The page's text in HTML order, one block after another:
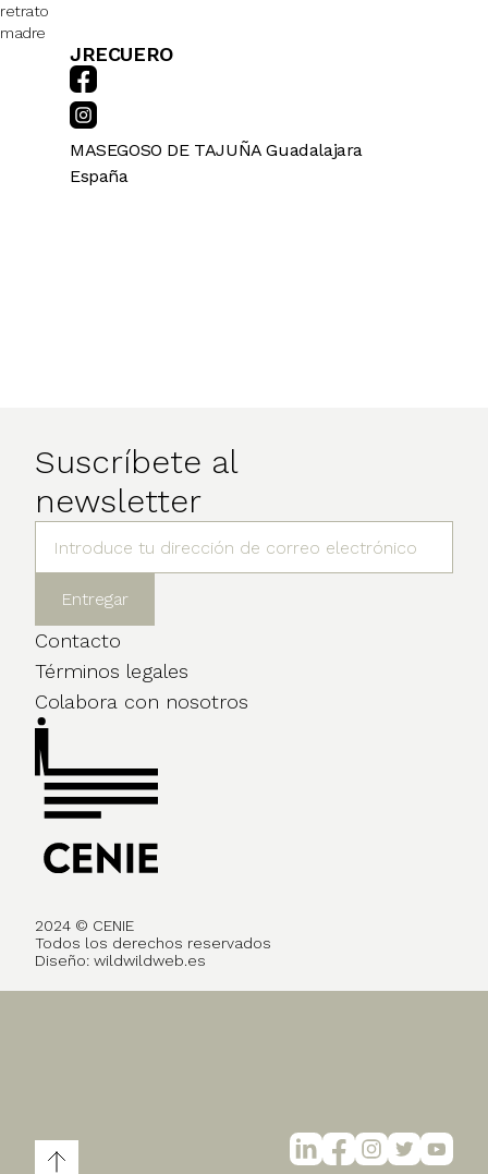
retrato
madre
JRECUERO
MASEGOSO DE TAJUÑA Guadalajara
España
Suscríbete al
newsletter
Contacto
Términos legales
Colabora con nosotros
2024 © CENIE
Todos los derechos reservados
Diseño: wildwildweb.es